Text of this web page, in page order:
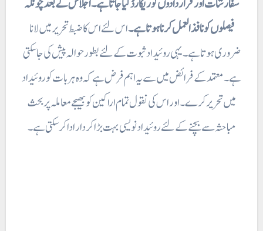
سفارشات اور قرار دادوں کو ریکارڈ کیا جاتا ہے ۔ اجلاس کے بعد چونکہ
فیصلوں کو نافذ العمل کرنا ہوتا ہے۔اس لئے اس کا ضبط تحریر میں لانا
ضروری ہوتا ہے ۔ یہی روئیداد ثبوت کے لئے بطور حوالہ پیش کی جاسکتی
ہے ۔ معتمد کے فرائض میں سے یہ اہم فرض ہے کہ وہ ہر بات کو روئیداد
میں تحریر کرے۔ اور اس کی نقول تمام اراکین کو بھیجے معاملہ پر بحث
مباحثہ سے بچنے کے لئے روئیدادنویسی بہت بڑا کردار ادا کر سکتی ہے۔